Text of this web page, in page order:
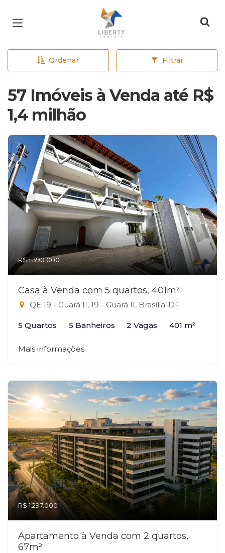
Página inicial
Ordenar Filtrar
57 Imóveis à Venda até R$
1,4 milhão
R$ 1.390.000
Casa à Venda com 5 quartos, 401m²
QE 19 - Guará II, 19 - Guará II, Brasília-DF
5 Quartos 5 Banheiros 2 Vagas 401 m²
Mais informações
R$ 1.297.000
Apartamento à Venda com 2 quartos,
67m²